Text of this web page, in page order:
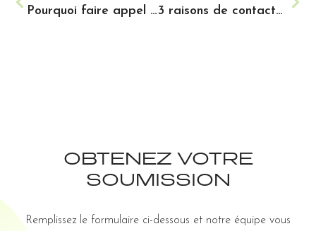
Pourquoi faire appel à une entreprise de décontamination de moisissure dans les Laurentides ? 3 raisons de contacter un expert en décontamination d’amiante sur la Rive-Nord
OBTENEZ VOTRE
SOUMISSION
Remplissez le formulaire ci-dessous et notre équipe vous